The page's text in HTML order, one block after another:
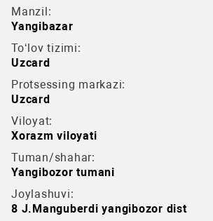
Manzil:
Yangibazar
To‘lov tizimi:
Uzcard
Protsessing markazi:
Uzcard
Viloyat:
Xorazm viloyati
Tuman/shahar:
Yangibozor tumani
Joylashuvi:
8 J.Manguberdi yangibozor dist